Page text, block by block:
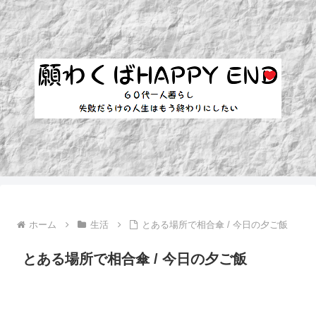
ホーム 生活 とある場所で相合傘 / 今日の夕ご飯
とある場所で相合傘 / 今日の夕ご飯